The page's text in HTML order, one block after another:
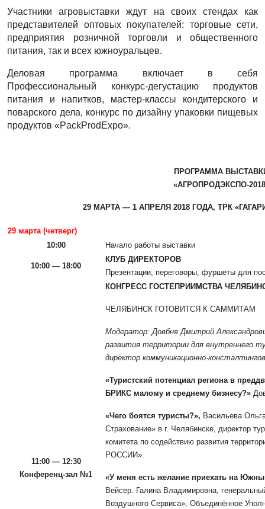
Участники агровыставки ждут на своих стендах как
представителей оптовых покупателей: торговые сети,
предприятия розничной торговли и общественного
питания, так и всех южноуральцев.
Деловая программа включает в себя
Профессиональный конкурс-дегустацию продуктов
питания и напитков, мастер-классы кондитерского и
поварского дела, конкурс по дизайну упаковки пищевых
продуктов «PackProdExpo».
ПРОГРАММА
«АГРОПРОДЭКСПО-2018
29 МАРТА — 1 АПРЕЛЯ 2018 ГОДА, ТРК
29 марта (четверг)
10:00
Начало работы выставки
10:00 — 18:00
КЛУБ ДИРЕКТОРОВ
Презентации, переговоры, фуршеты для
11:00 — 12:30
Конференц-зал №1
КОНГРЕСС ГОСТЕПРИИМСТВА
ЧЕЛЯБИНСК ГОТОВИТСЯ К САММИТАМ
Модератор: Довбня Дмитрий
развития территории для внутреннего
директор коммуникационно-
«Туристский потенциал региона в
БРИКС малому и среднему бизнесу?»
«Чего боятся туристы?», Васильева
Страхование» в г. Челябинске, директор
комитета по содействию развития
РОССИИ».
«У меня есть желание приехать на
Вейсер. Галина Владимировна,
Воздушного Сервиса», Объединённое